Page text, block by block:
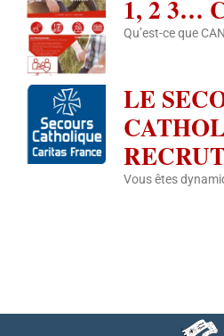
1, 2 3…
Qu’est-ce que
LE
Vous êtes